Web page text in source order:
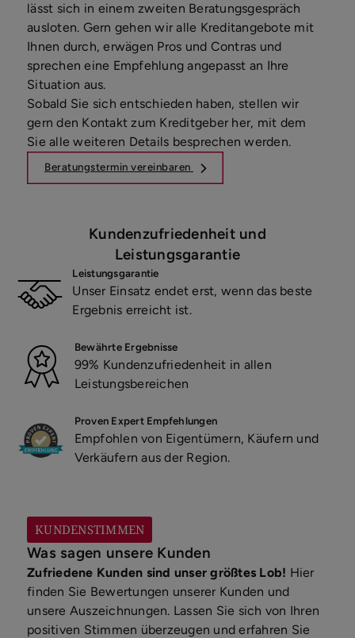
lässt sich in einem zweiten Beratungsgespräch
ausloten. Gern gehen wir alle Kreditangebote mit
Ihnen durch, erwägen Pros und Contras und
sprechen eine Empfehlung angepasst an Ihre
Situation aus.
Sobald Sie sich entschieden haben, stellen wir
gern den Kontakt zum Kreditgeber her, mit dem
Sie alle weiteren Details besprechen werden.
Beratungstermin vereinbaren
Kundenzufriedenheit und
Leistungsgarantie
Leistungsgarantie
Unser Einsatz endet erst, wenn das beste
Ergebnis erreicht ist.
Bewährte Ergebnisse
99% Kundenzufriedenheit in allen
Leistungsbereichen
Proven Expert Empfehlungen
Empfohlen von Eigentümern, Käufern und
Verkäufern aus der Region.
KUNDENSTIMMEN
Was sagen unsere Kunden
Zufriedene Kunden sind unser größtes Lob! Hier
finden Sie Bewertungen unserer Kunden und
unsere Auszeichnungen. Lassen Sie sich von Ihren
positiven Stimmen überzeugen und erfahren Sie